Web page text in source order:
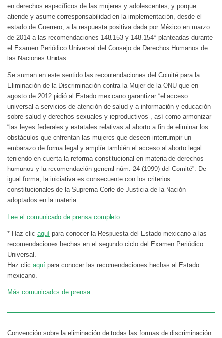
en derechos específicos de las mujeres y adolescentes, y porque
atiende y asume corresponsabilidad en la implementación, desde el
estado de Guerrero, a la respuesta positiva dada por México en marzo
de 2014 a las recomendaciones 148.153 y 148.154* planteadas durante
el Examen Periódico Universal del Consejo de Derechos Humanos de
las Naciones Unidas.
Se suman en este sentido las recomendaciones del Comité para la
Eliminación de la Discriminación contra la Mujer de la ONU que en
agosto de 2012 pidió al Estado mexicano garantizar “el acceso
universal a servicios de atención de salud y a información y educación
sobre salud y derechos sexuales y reproductivos”, así como armonizar
“las leyes federales y estatales relativas al aborto a fin de eliminar los
obstáculos que enfrentan las mujeres que deseen interrumpir un
embarazo de forma legal y amplíe también el acceso al aborto legal
teniendo en cuenta la reforma constitucional en materia de derechos
humanos y la recomendación general núm. 24 (1999) del Comité”. De
igual forma, la iniciativa es consecuente con los criterios
constitucionales de la Suprema Corte de Justicia de la Nación
adoptados en la materia.
Lee el comunicado de prensa completo
* Haz clic aquí para conocer la Respuesta del Estado mexicano a las
recomendaciones hechas en el segundo ciclo del Examen Periódico
Universal.
Haz clic aquí para conocer las recomendaciones hechas al Estado
mexicano.
Más comunicados de prensa
Convención sobre la eliminación de todas las formas de discriminación